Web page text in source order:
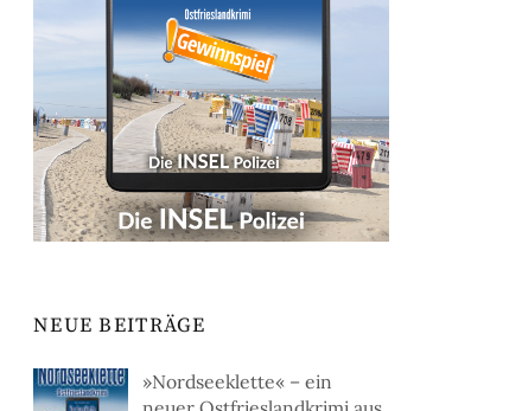
NEUE BEITRÄGE
»Nordseeklette« – ein